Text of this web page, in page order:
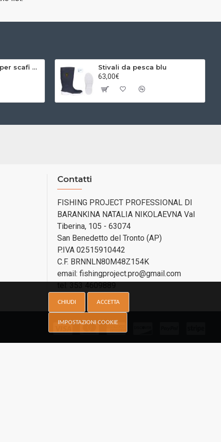
Y200 Detergente per scafi Allegrini nautica
Stivali da pesca blu
63,00€
Contatti
FISHING PROJECT PROFESSIONAL DI
BARANKINA NATALIA NIKOLAEVNA Val
Tiberina, 105 - 63074
San Benedetto del Tronto (AP)
P.IVA 02515910442
C.F. BRNNLN80M48Z154K
email: fishingproject.pro@gmail.com
CHIUDI ACCETTA
IMPOSTAZIONI COOKIE